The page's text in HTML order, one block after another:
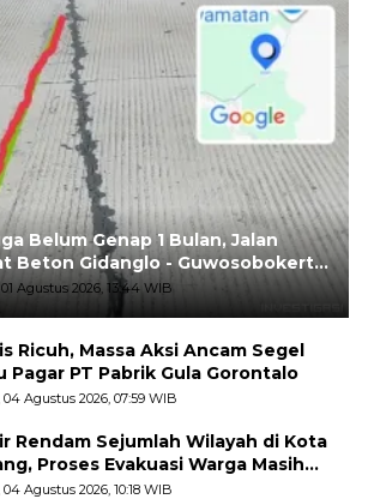
Belum Genap 1 Bulan, Jalan
Beton Gidanglo - Guwosobokerto
Pecah
Agustus 2026, 13:44 WIB
Ricuh, Massa Aksi Ancam Segel
Pagar PT Pabrik Gula Gorontalo
04 Agustus 2026, 07:59 WIB
Rendam Sejumlah Wilayah di Kota
Proses Evakuasi Warga Masih
04 Agustus 2026, 10:18 WIB